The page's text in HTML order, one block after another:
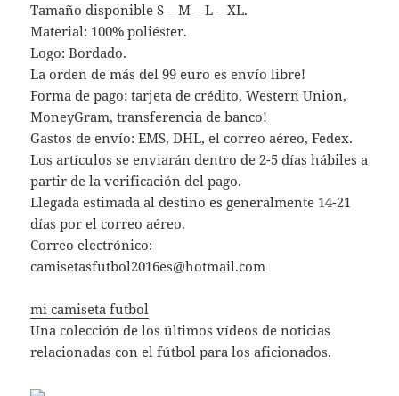
Tamaño disponible S – M – L – XL.
Material: 100% poliéster.
Logo: Bordado.
La orden de más del 99 euro es envío libre!
Forma de pago: tarjeta de crédito, Western Union,
MoneyGram, transferencia de banco!
Gastos de envío: EMS, DHL, el correo aéreo, Fedex.
Los artículos se enviarán dentro de 2-5 días hábiles a
partir de la verificación del pago.
Llegada estimada al destino es generalmente 14-21
días por el correo aéreo.
Correo electrónico:
camisetasfutbol2016es@hotmail.com
mi camiseta futbol
Una colección de los últimos vídeos de noticias
relacionadas con el fútbol para los aficionados.